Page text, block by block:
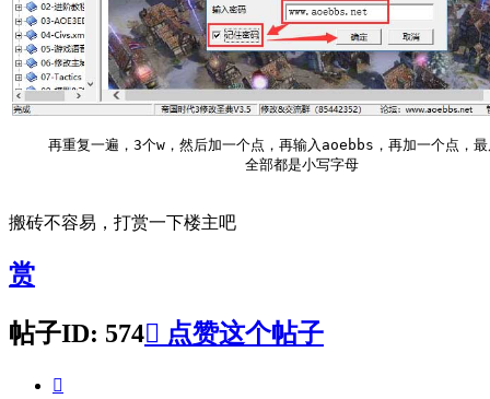
再重复一遍，3个w，然后加一个点，再输入aoebbs，再加一个点，
全部都是小写字母
搬砖不容易，打赏一下楼主吧
赏
帖子ID: 574 点赞这个帖子
